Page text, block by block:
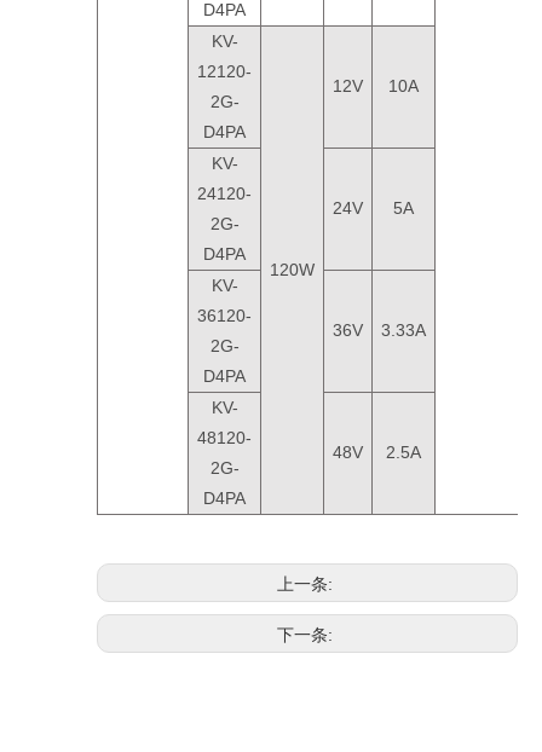
D4PA
KV-
12120-
2G-
D4PA
120W
12V 10A
KV-
24120-
2G-
D4PA
24V 5A
KV-
36120-
2G-
D4PA
36V 3.33A
KV-
48120-
2G-
D4PA
48V 2.5A
上一条:
下一条: